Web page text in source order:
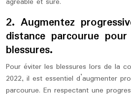
2. Augmentez
distance parcourue
blessures.
Pour éviter les blessures lors de la
2022, il est essentiel d’augmenter
parcourue. En respectant une